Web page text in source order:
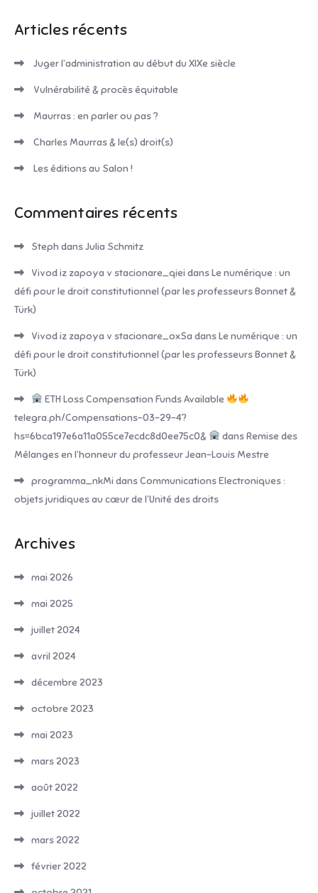
Articles récents
Juger l’administration au début du XIXe siècle
Vulnérabilité & procès équitable
Maurras : en parler ou pas ?
Charles Maurras & le(s) droit(s)
Les éditions au Salon !
Commentaires récents
Steph dansJulia Schmitz
Vivod iz zapoya v stacionare_qiei dansLe numérique : un
défi pour le droit constitutionnel (par les professeurs Bonnet &
Türk)
Vivod iz zapoya v stacionare_oxSa dansLe numérique : un
défi pour le droit constitutionnel (par les professeurs Bonnet &
Türk)
ETH Loss Compensation Funds Available
telegra.ph/Compensations-03-29-4?
hs=6bca197e6a11a055ce7ecdc8d0ee75c0&
dansRemise des
Mélanges en l’honneur du professeur Jean-Louis Mestre
programma_nkMi dansCommunications Electroniques :
objets juridiques au cœur de l’Unité des droits
Archives
mai 2026
mai 2025
juillet 2024
avril 2024
décembre 2023
octobre 2023
mai 2023
mars 2023
août 2022
juillet 2022
mars 2022
février 2022